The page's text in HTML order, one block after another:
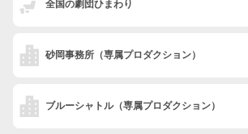
全国の劇団ひまわり
砂岡事務所 （専属プロダクション）
ブルーシャトル（専属プロダクション）